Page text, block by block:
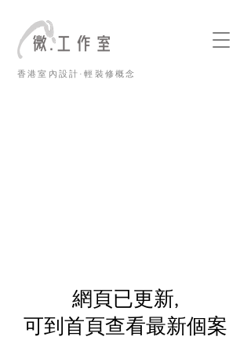
香港室內設計·輕裝修概念
​網頁已更新,
可到首頁查看最新個案